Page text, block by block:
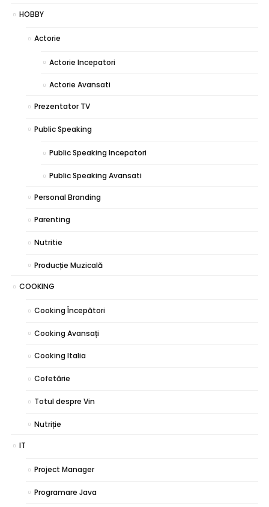
HOBBY
Actorie
Actorie Incepatori
Actorie Avansati
Prezentator TV
Public Speaking
Public Speaking Incepatori
Public Speaking Avansati
Personal Branding
Parenting
Nutritie
Producție Muzicală
COOKING
Cooking Începători
Cooking Avansați
Cooking Italia
Cofetărie
Totul despre Vin
Nutriție
IT
Project Manager
Programare Java